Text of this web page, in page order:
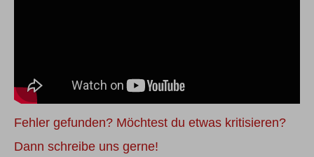
Fehler gefunden? Möchtest du etwas kritisieren?
Dann schreibe uns gerne!